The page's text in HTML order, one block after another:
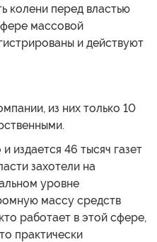
колени перед властью
массовой
и действуют
из них только 10
издается 46 тысяч газет
захотели на
уровне
массу средств
работает в этой сфере,
практически